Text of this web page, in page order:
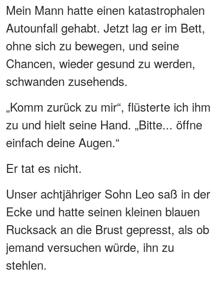
Mein Mann hatte einen katastrophalen
Autounfall gehabt. Jetzt lag er im Bett,
ohne sich zu bewegen, und seine
Chancen, wieder gesund zu werden,
schwanden zusehends.
„Komm zurück zu mir“, flüsterte ich ihm
zu und hielt seine Hand. „Bitte... öffne
einfach deine Augen.“
Er tat es nicht.
Unser achtjähriger Sohn Leo saß in der
Ecke und hatte seinen kleinen blauen
Rucksack an die Brust gepresst, als ob
jemand versuchen würde, ihn zu
stehlen.